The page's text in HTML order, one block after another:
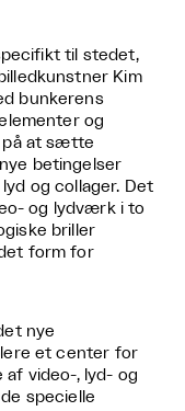
til stedet,
Kim
bunkerens
og
på at sætte
betingelser
og collager. Det
og lydværk i to
briller
form for
nye
et center for
af video-, lyd- og
specielle